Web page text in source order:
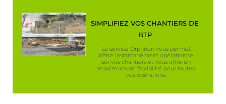
SIMPLIFIEZ VOS CHANTIERS DE
BTP
Le service Orphéon vous permet
d’être instantanément opérationnel
sur vos chantiers et vous offre un
maximum de flexibilité pour toutes
vos opérations.